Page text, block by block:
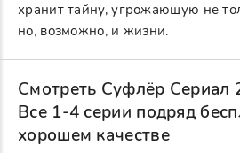
хранит тайну, угрожающую не
но, возможно, и жизни.
Смотреть Суфлёр Сериал
Все 1-4 серии подряд
хорошем качестве